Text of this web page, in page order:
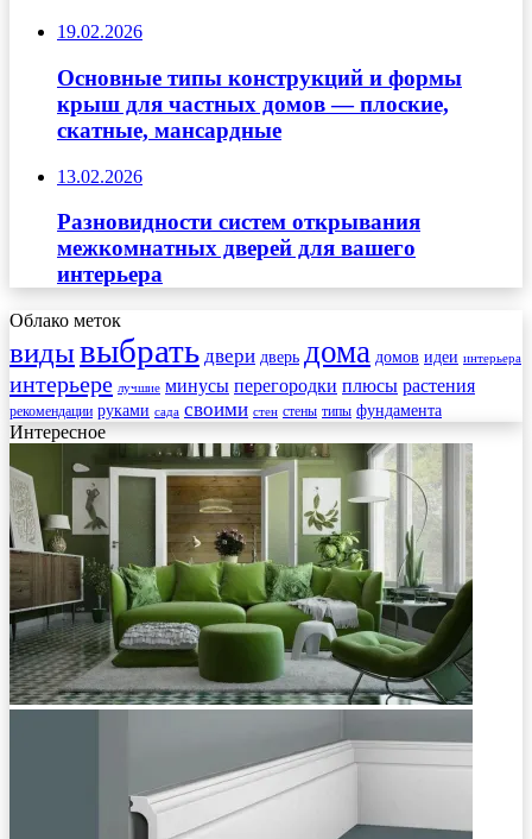
19.02.2026
Основные типы конструкций и формы
крыш для частных домов — плоские,
скатные, мансардные
13.02.2026
Разновидности систем открывания
межкомнатных дверей для вашего
интерьера
Облако меток
видывыбрать двери дверь дома домов идеи интерьера
интерьере лучшие минусы перегородки плюсы растения
рекомендации руками сада своими стен стены типы фундамента
Интересное